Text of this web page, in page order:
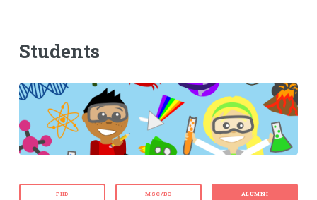
Students
PHD MSC/BC ALUMNI